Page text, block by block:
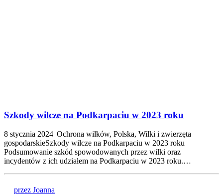
Szkody wilcze na Podkarpaciu w 2023 roku
8 stycznia 2024| Ochrona wilków, Polska, Wilki i zwierzęta
gospodarskieSzkody wilcze na Podkarpaciu w 2023 roku
Podsumowanie szkód spowodowanych przez wilki oraz
incydentów z ich udziałem na Podkarpaciu w 2023 roku.…
przez Joanna